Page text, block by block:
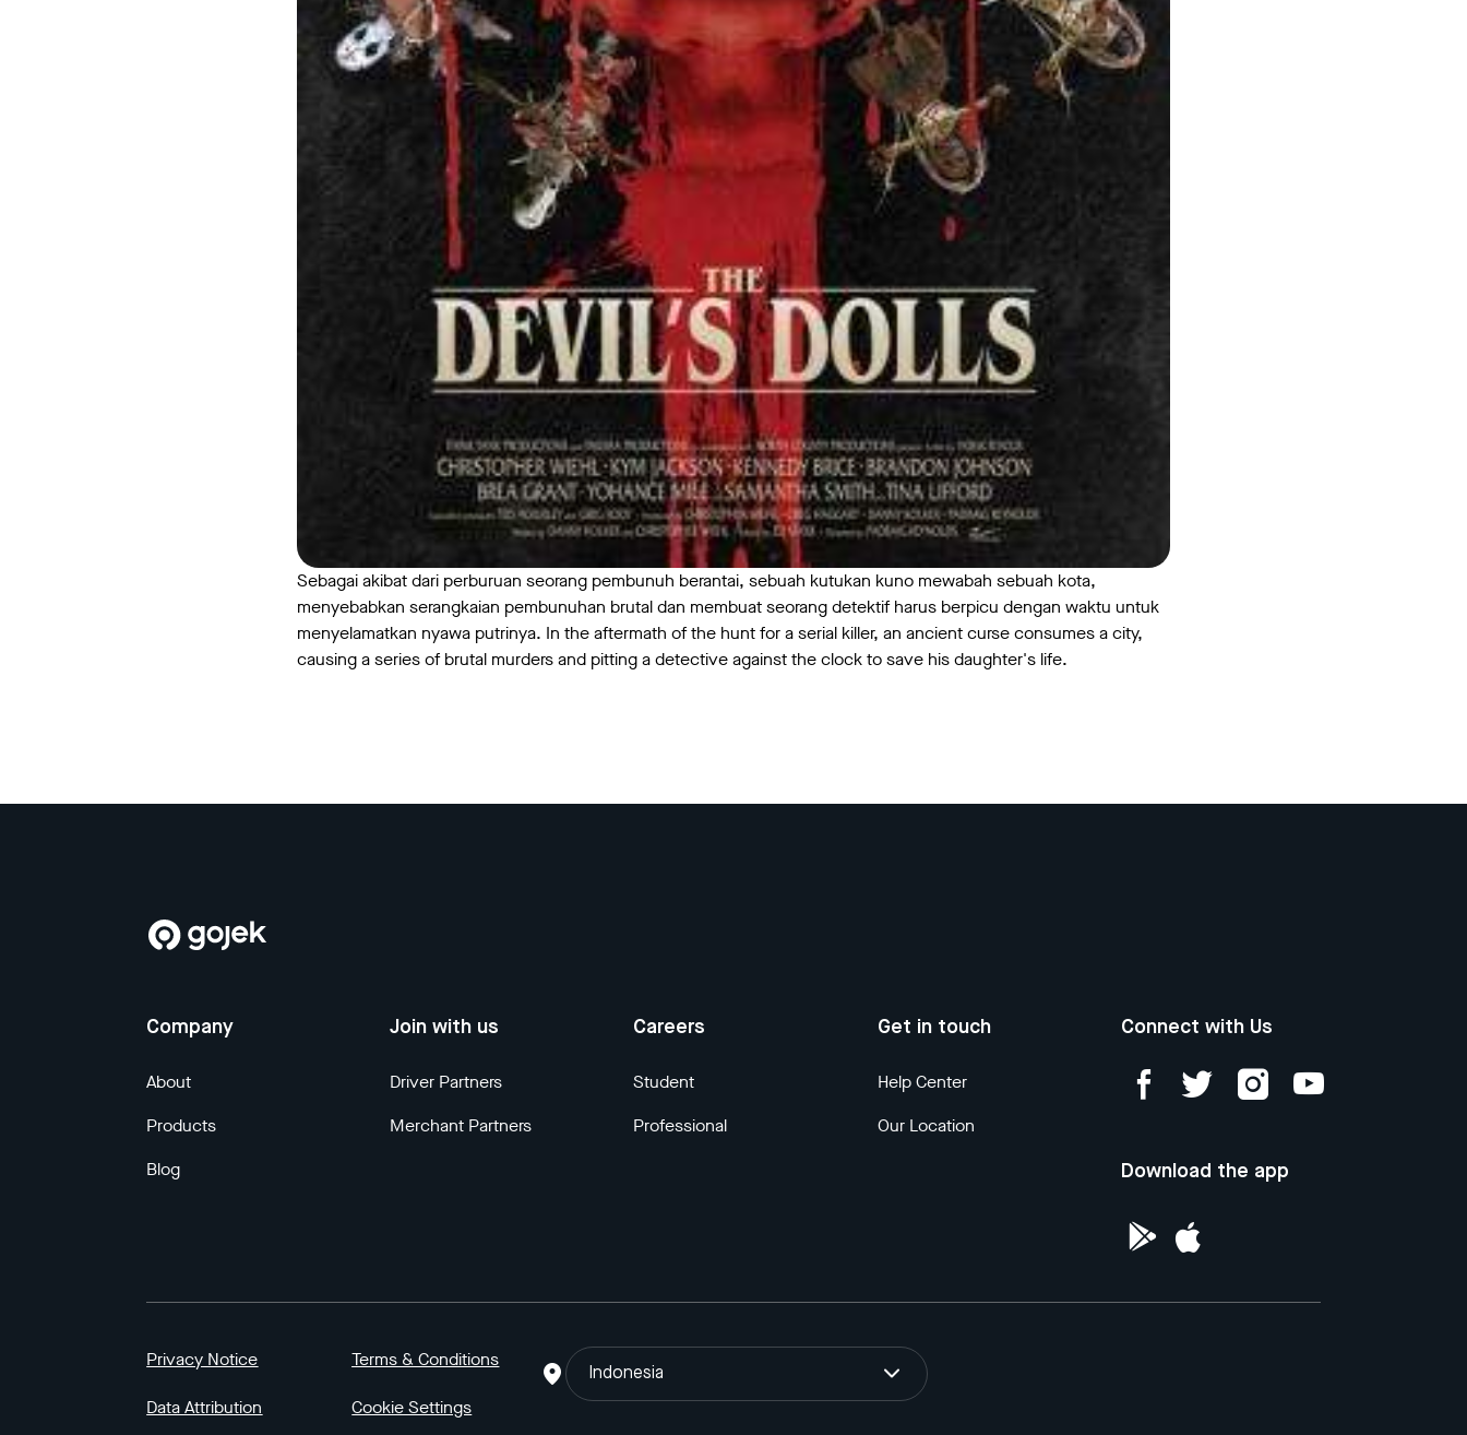
Sebagai akibat dari perburuan seorang pembunuh berantai, sebuah kutukan kuno mewabah sebuah kota,
menyebabkan serangkaian pembunuhan brutal dan membuat seorang detektif harus berpicu dengan waktu untuk
menyelamatkan nyawa putrinya. In the aftermath of the hunt for a serial killer, an ancient curse consumes a city,
causing a series of brutal murders and pitting a detective against the clock to save his daughter's life.
Company
About
Products
Blog
Join with us
Driver Partners
Merchant Partners
Careers
Student
Professional
Get in touch
Help Center
Our Location
Connect with Us
Download the app
Privacy Notice Terms & Conditions
Data Attribution Cookie Settings
Indonesia